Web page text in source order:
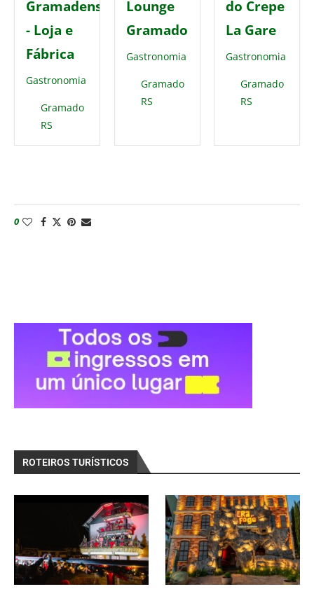
Gramadense
- Loja e
Fábrica
Gastronomia
Gramado
RS
Lounge
Gramado
Gastronomia
Gramado
RS
do Crepe
La Gare
Gastronomia
Gramado
RS
0
ROTEIROS TURÍSTICOS